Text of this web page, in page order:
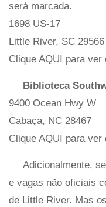
será marcada.
1698 US-17
Little River, SC 29566
Clique AQUI para
Biblioteca
9400 Ocean Hwy W
Cabaça, NC 28467
Clique AQUI para
Adicionalmente,
e vagas não oficiais
de Little River. Mas